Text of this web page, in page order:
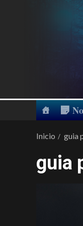
Inicio guia
guia